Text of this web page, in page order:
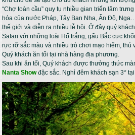
“Chợ toàn cầu” quy tụ nhiều gian triển lãm
hóa của nước Pháp, Tây Ban Nha, Ấn Độ,
thế giới và diễn ra nhiều lễ hội. Ở đây quý
Safari với những loài Hổ trắng, gấu Bắc cực
rực rỡ sắc màu và nhiều trò chơi mạo hiểm, thú
Quý khách ăn tối tại nhà hàng địa phương.
Sau khi ăn tối, Quý khách được thưởng thức
Nanta Show đặc sắc. Nghỉ đêm khách sạn 3* tại